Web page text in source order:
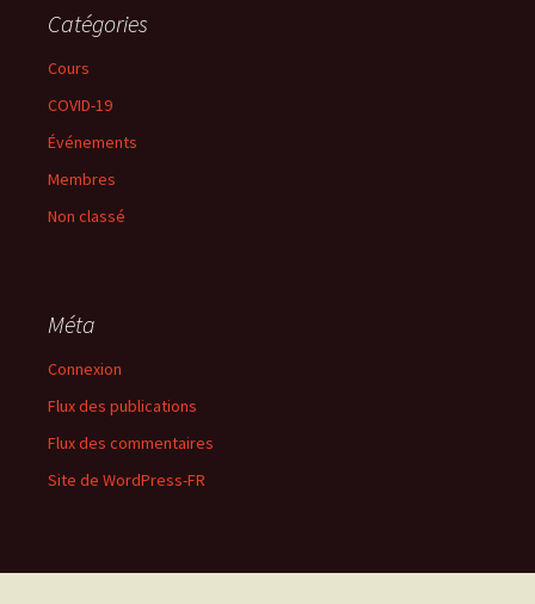
Catégories
Cours
COVID-19
Événements
Membres
Non classé
Méta
Connexion
Flux des publications
Flux des commentaires
Site de WordPress-FR